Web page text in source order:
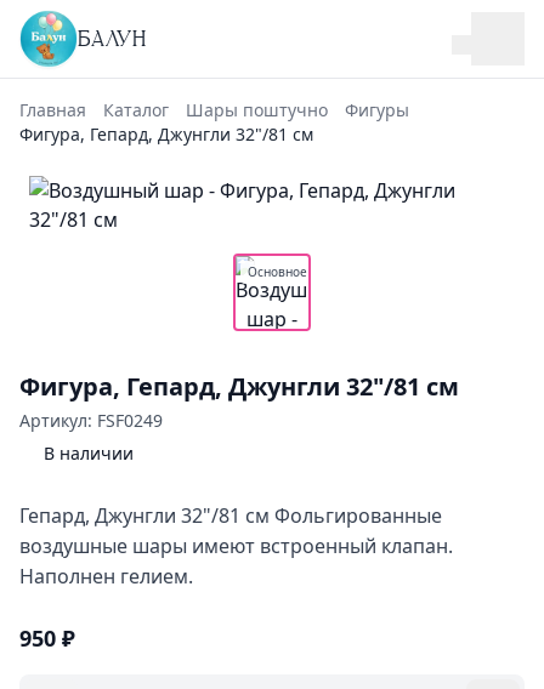
БАЛУН
Главная Каталог Шары поштучно
Фигуры
Фигура, Гепард, Джунгли 32"/81 см
Основное
Фигура, Гепард, Джунгли 32"/81 см
Артикул: FSF0249
В наличии
Гепард, Джунгли 32"/81 см Фольгированные
воздушные шары имеют встроенный клапан.
Наполнен гелием.
950 ₽